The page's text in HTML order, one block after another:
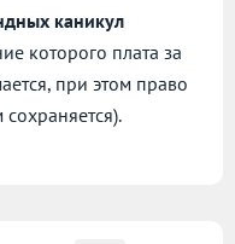
каникул
которого плата за
при этом право